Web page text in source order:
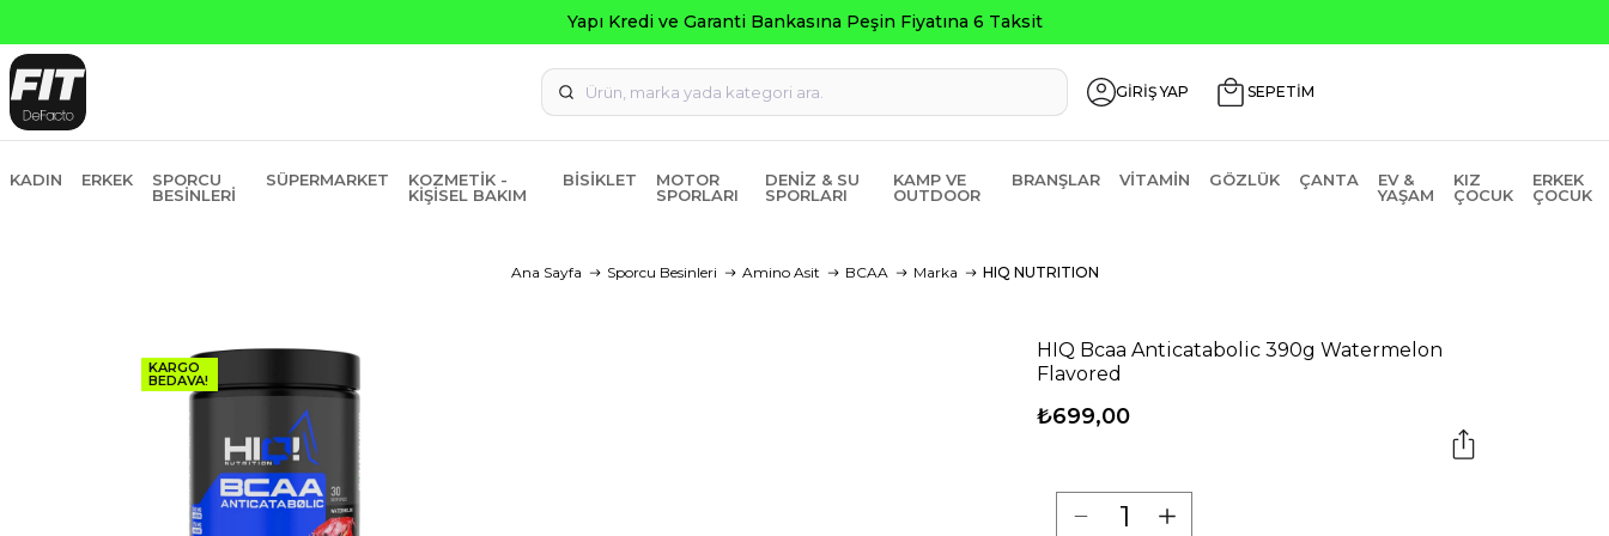
Yapı Kredi ve Garanti Bankasına Peşin Fiyatına 6 Taksit
GİRİŞ YAP SEPETİM
KADIN ERKEK
SPORCU
BESINLERI
SÜPERMARKET
KOZMETIK -
KIŞISEL BAKIM
BISIKLET
MOTOR
SPORLARI
DENIZ & SU
SPORLARI
KAMP VE
OUTDOOR
BRANŞLAR VITAMIN GÖZLÜK ÇANTA
EV &
YAŞAM
KIZ
ÇOCUK
ERKEK
ÇOCUK
Ana Sayfa Sporcu Besinleri Amino Asit BCAA Marka HIQ NUTRITION
KARGO
BEDAVA!
HIQ Bcaa Anticatabolic 390g Watermelon
Flavored
₺699,00